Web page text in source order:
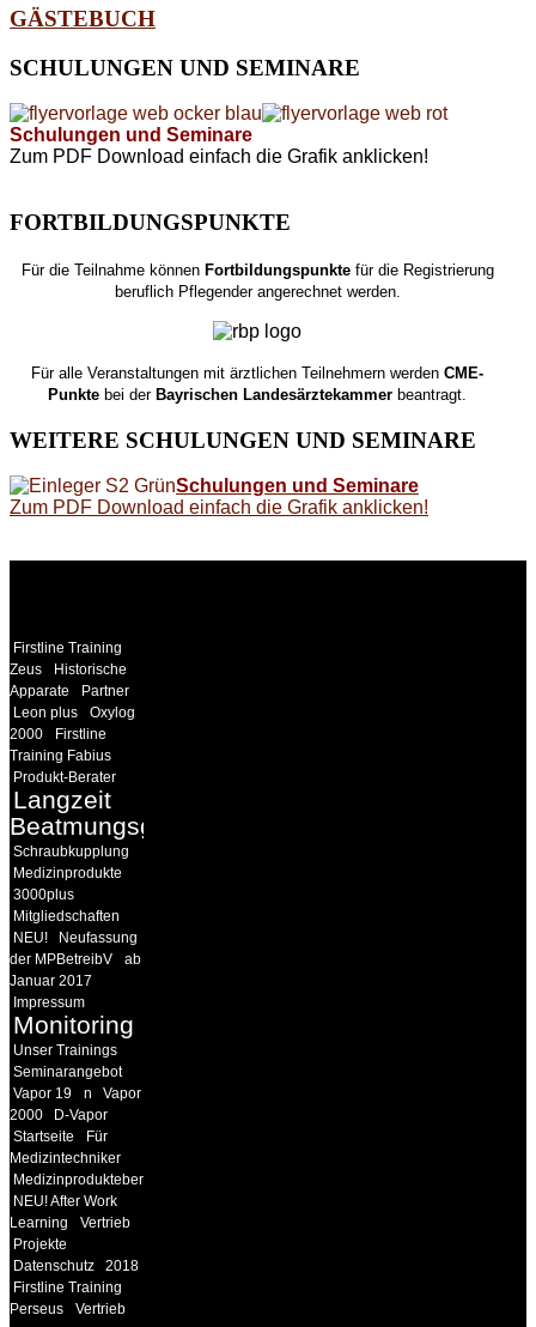
GÄSTEBUCH
SCHULUNGEN UND SEMINARE
Schulungen und Seminare
Zum PDF Download einfach die Grafik anklicken!
FORTBILDUNGSPUNKTE
Für die Teilnahme könnenFortbildungspunktefür die Registrierung
beruflich Pflegender angerechnet werden.
Für alle Veranstaltungen mit ärztlichen Teilnehmern werdenCME-
Punkte bei derBayrischen Landesärztekammer beantragt.
WEITERE SCHULUNGEN UND SEMINARE
Schulungen und Seminare
Zum PDF Download einfach die Grafik anklicken!
Firstline Training
Zeus
Historische
Apparate
Partner
Leon plus
Oxylog
2000
Firstline
Training Fabius
Produkt-Berater
Langzeit
Beatmungsgeräte
Schraubkupplung
Medizinprodukte
3000plus
Mitgliedschaften
NEU!
Neufassung
der MPBetreibV
ab
Januar 2017
Impressum
Monitoring
Unser Trainings
Seminarangebot
Vapor 19
n
Vapor
2000
D-Vapor
Startseite
Für
Medizintechniker
Medizinprodukteberater
NEU! After Work
Learning
Vertrieb
Projekte
Datenschutz
2018
Firstline Training
Perseus
Vertrieb